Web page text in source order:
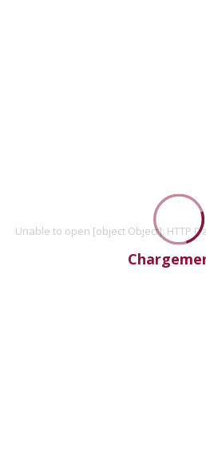
Unable to open [object Object]: HTTP